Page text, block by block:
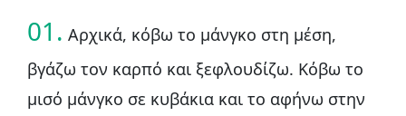
01. Αρχικά, κόβω το μάνγκο στη μέση,
βγάζω τον καρπό και ξεφλουδίζω. Κόβω το
μισό μάνγκο σε κυβάκια και το αφήνω στην